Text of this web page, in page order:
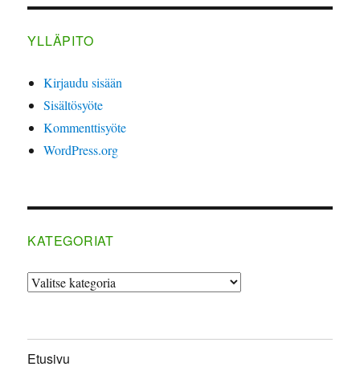
YLLÄPITO
Kirjaudu sisään
Sisältösyöte
Kommenttisyöte
WordPress.org
KATEGORIAT
Kategoriat
Etusivu